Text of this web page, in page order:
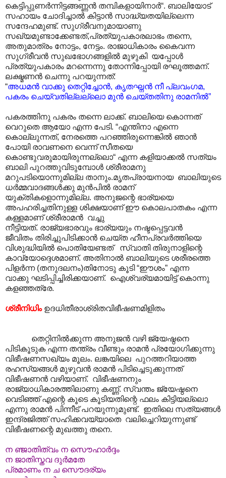
കെട്ടിപ്പുണർന്നിട്ടങ്ങണ്ണൻ തമ്പികളായിനാർ“. ബാലിയോട്
സഹായം ചോദിച്ചാൽ കിട്ടാൻ സാദ്ധ്യതയില്ലെന്ന
സന്ദേഹമുണ്ട്. സുഗ്രീവനുമായാണു
സഖ്യമുണ്ടാക്കേണ്ടത്,പ്രത്യുപകാരലാഭം തന്നെ,
അതുമാത്രം നോട്ടം, നേട്ടം. രാജാധികാരം കൈവന്ന
സുഗ്രീവൻ സുഖഭോഗങ്ങളിൽ മുഴുകി യപ്പോൾ
പ്രത്യുപകാരം മറന്നെന്നു തോന്നിപ്പോയി രഘൂത്തമന്.
ലക്ഷ്മണൻ ചെന്നു പറയുന്നത്:
“അധമൻ വാക്കു തെറ്റിച്ചോൻ, കൃതഘ്നൻ നീ പ്ലവംഗമ,
പകരം ചെയ്‌വതില്ലല്ലൊ മുൻ ചെയ്തതിനു രാമനിൽ”
പകരത്തിനു പകരം തന്നെ ലാക്ക്. ബാലിയെ കൊന്നത്
വെറുതെ ആയോ എന്ന പേടി. “എന്തിനാ എന്നെ
കൊല്ലുന്നത്, നേരത്തെ പറഞ്ഞിരുന്നെങ്കിൽ ഞാൻ
പോയി രാവണനെ വെന്ന് സീതയെ
കൊണ്ടുവരുമായിരുന്നല്ലൊ“ എന്ന കളിയാക്കൽ സത്യം
ബാലി പുറത്തുവിടുമ്പോൾ ശ്രീരാമനു
മറുപടിയൊന്നുമില്ല താനും.മൃതപ്രായനായ ബാലിയുടെ
ധർമ്മവാദങ്ങൾക്കു മുൻപിൽ രാമന്
യുക്തികളൊന്നുമില്ല. അനുജന്റെ ഭാര്യയെ
അപഹരിച്ചതിനുള്ള ശിക്ഷയാണ് ഈ കൊലപാതകം എന്ന
കള്ളമാണ് ശ്രീരാമൻ വച്ചു
നീട്ടിയത്. രാജ്യഭാരവും ഭാര്യയും നഷ്ടപ്പെട്ടവൻ
ജീവിതം തിരിച്ചുപിടിക്കാൻ ചെയ്ത ഹീനപ്രവർത്തിയെ
വിശുദ്ധിയിൽ പൊതിയേണ്ടത് സ്വാതി തിരുനാളിന്റെ
കാവ്യോദ്ദെശമാണ്. അതിനാൽ ബാലിയുടെ ശരീരത്തെ
പിളർന്ന (തനുദലനം)തിനോടു കൂടി “ഈശം” എന്ന
വാക്കു ഘടിപ്പിച്ചിരിക്കയാണ്. ഐശ്വര്യമായിട്ട് കൊന്നു
കളഞ്ഞത്രേ.
ശ്രീനിധിംഉദധിതീരാശ്രിതവിഭീഷണമിളിതം
തെറ്റിനിൽക്കുന്ന അനുജൻ വഴി ജ്യേഷ്ഠനെ
പിടികൂടുക എന്ന തന്ത്രം വീണ്ടും രാമൻ പ്രയോഗിക്കുന്നു
വിഭീഷണസഖ്യം മൂലം. ലങ്കയിലെ പുറത്തറിയാത്ത
രഹസ്യങ്ങൾ മുഴുവൻ രാമൻ പിടിച്ചെടുക്കുന്നത്
വിഭീഷണൻ വഴിയാണ്. വിഭീഷണനും
രാജ്യാധികാരത്തിലാണു കണ്ണ്. സ്വന്തം ജ്യേഷ്ഠനെ
വെടിഞ്ഞ് എന്റെ കൂടെ കൂടിയതിന്റെ ഫലം കിട്ടിയല്ലൊ
എന്നു രാമൻ പിന്നീട് പറയുന്നുമുണ്ട്. ഇതിലെ സത്യങ്ങൾ
ഇന്ദ്രജിത്ത് സഹിക്കവയ്യാതെ വലിച്ചെറിയുന്നുണ്ട്
വിഭീഷണന്റെ മുഖത്തു തനെ.
ന ഞ്ജാതിത്വം ന സൌഹാർദ്ദം
ന ജാതിസ്തവ ദുർമതേ
പ്രമാണം ന ച സൌദര്യം